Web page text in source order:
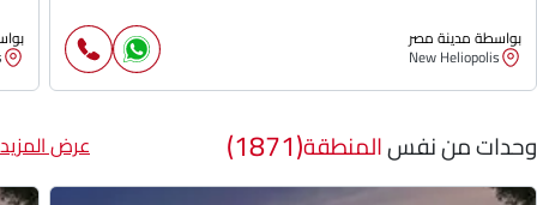
بواسطة مدينة مصر
New Heliopolis
وحدات من نفسالمنطقة(1871) عرض المزيد